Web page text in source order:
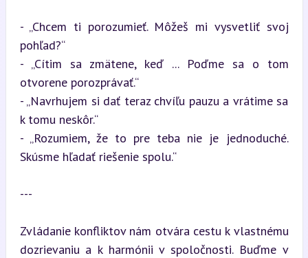
- „Chcem ti porozumieť. Môžeš mi vysvetliť svoj
pohľad?“
- „Cítim sa zmätene, keď ... Poďme sa o tom
otvorene porozprávať.“
- „Navrhujem si dať teraz chvíľu pauzu a vrátime sa
k tomu neskôr.“
- „Rozumiem, že to pre teba nie je jednoduché.
Skúsme hľadať riešenie spolu.“
---
Zvládanie konfliktov nám otvára cestu k vlastnému
dozrievaniu a k harmónii v spoločnosti. Buďme v